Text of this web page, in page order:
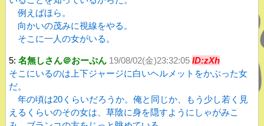
例えばほら。
向かいの茂みに視線をやる。
そこに一人の女がいる。
5: 名無しさん＠おーぷん 19/08/02(金)23:32:05 ID:zXh
そこにいるのは上下ジャージに白いヘルメットをかぶった女
だ。
年の頃は20くらいだろうか。俺と同じか、もう少し若く見
えるくらいのその女は、草陰に身を隠すようにしゃがみこ